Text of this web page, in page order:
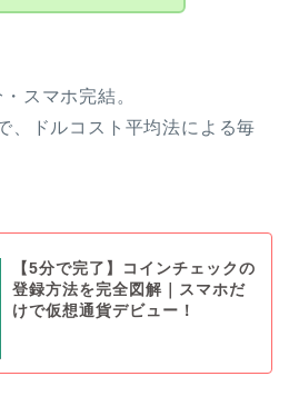
スマホ完結。
、ドルコスト平均法による毎
【5分で完了】コインチェックの
登録方法を完全図解｜スマホだ
けで仮想通貨デビュー！